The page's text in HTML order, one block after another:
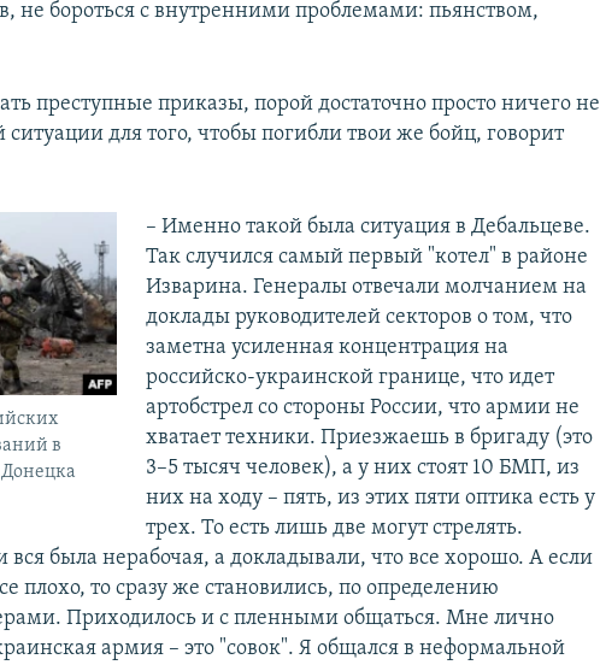
не бороться с внутренними проблемами: пьянством,
преступные приказы, порой достаточно просто ничего не
ситуации для того, чтобы погибли твои же бойц, говорит
в
– Именно такой была ситуация в Дебальцеве.
Так случился самый первый "котел" в районе
Изварина. Генералы отвечали молчанием на
доклады руководителей секторов о том, что
заметна усиленная концентрация на
российско-украинской границе, что идет
артобстрел со стороны России, что армии не
хватает техники. Приезжаешь в бригаду (это
3–5 тысяч человек), а у них стоят 10 БМП, из
них на ходу – пять, из этих пяти оптика есть у
трех. То есть лишь две могут стрелять.
вся была нерабочая, а докладывали, что все хорошо. А если
плохо, то сразу же становились, по определению
Приходилось и с пленными общаться. Мне лично
армия – это "совок". Я общался в неформальной